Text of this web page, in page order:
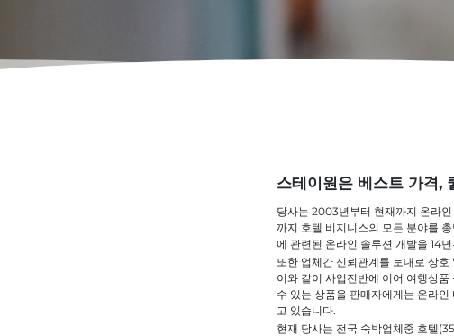
스테이원은 베스트 가격,
당사는 2003년부터 현재까지 온라
까지 호텔 비지니스의 모든 분야를
에 관련된 온라인 솔루션 개발을 14
또한 업체간 신뢰관계를 토대로 상
이와 같이 사업전반에 이어 여행상
수 있는 상품을 판매자에게는 온라
고 있습니다.
현재 당사는 전국 숙박업체중 호텔